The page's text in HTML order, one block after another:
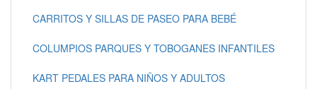
CARRITOS Y SILLAS DE PASEO PARA BEBÉ
COLUMPIOS PARQUES Y TOBOGANES INFANTILES
KART PEDALES PARA NIÑOS Y ADULTOS